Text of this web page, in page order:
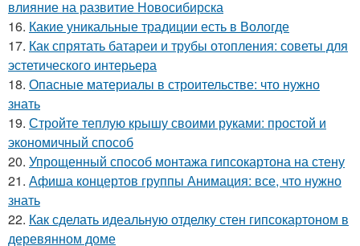
влияние на развитие Новосибирска
16. Какие уникальные традиции есть в Вологде
17. Как спрятать батареи и трубы отопления: советы для
эстетического интерьера
18. Опасные материалы в строительстве: что нужно
знать
19. Стройте теплую крышу своими руками: простой и
экономичный способ
20. Упрощенный способ монтажа гипсокартона на стену
21. Афиша концертов группы Анимация: все, что нужно
знать
22. Как сделать идеальную отделку стен гипсокартоном в
деревянном доме